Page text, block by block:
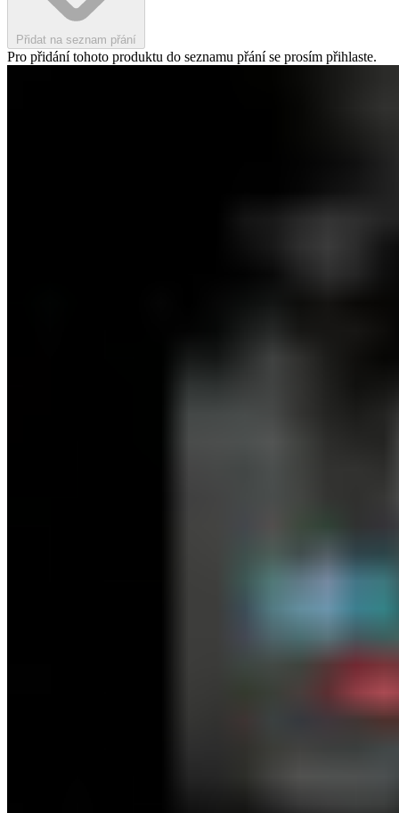
Přidat na seznam přání
Pro přidání tohoto produktu do seznamu přání se prosím přihlaste.